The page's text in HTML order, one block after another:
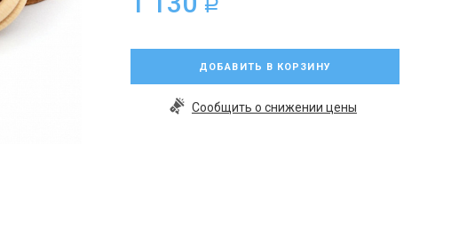
a
ДОБАВИТЬ В КОРЗИНУ
Сообщить о снижении цены